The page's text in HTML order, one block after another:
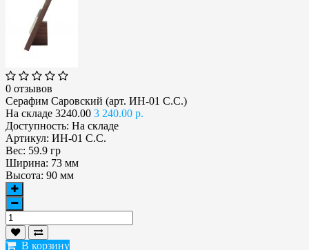
0 отзывов
Серафим Саровский (арт. ИН-01 С.С.)
На складе 3240.00 3 240.00 р.
Доступность: На складе
Артикул: ИН-01 С.С.
Вес: 59.9 гр
Ширина: 73 мм
Высота: 90 мм
В корзину